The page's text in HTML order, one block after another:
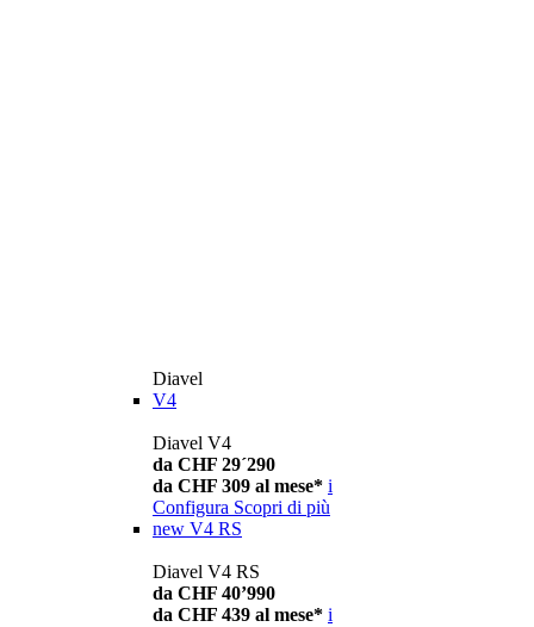
Diavel
V4
Diavel V4
da CHF 29´290
da CHF 309 al mese* i
Configura Scopri di più
new V4 RS
Diavel V4 RS
da CHF 40’990
da CHF 439 al mese* i